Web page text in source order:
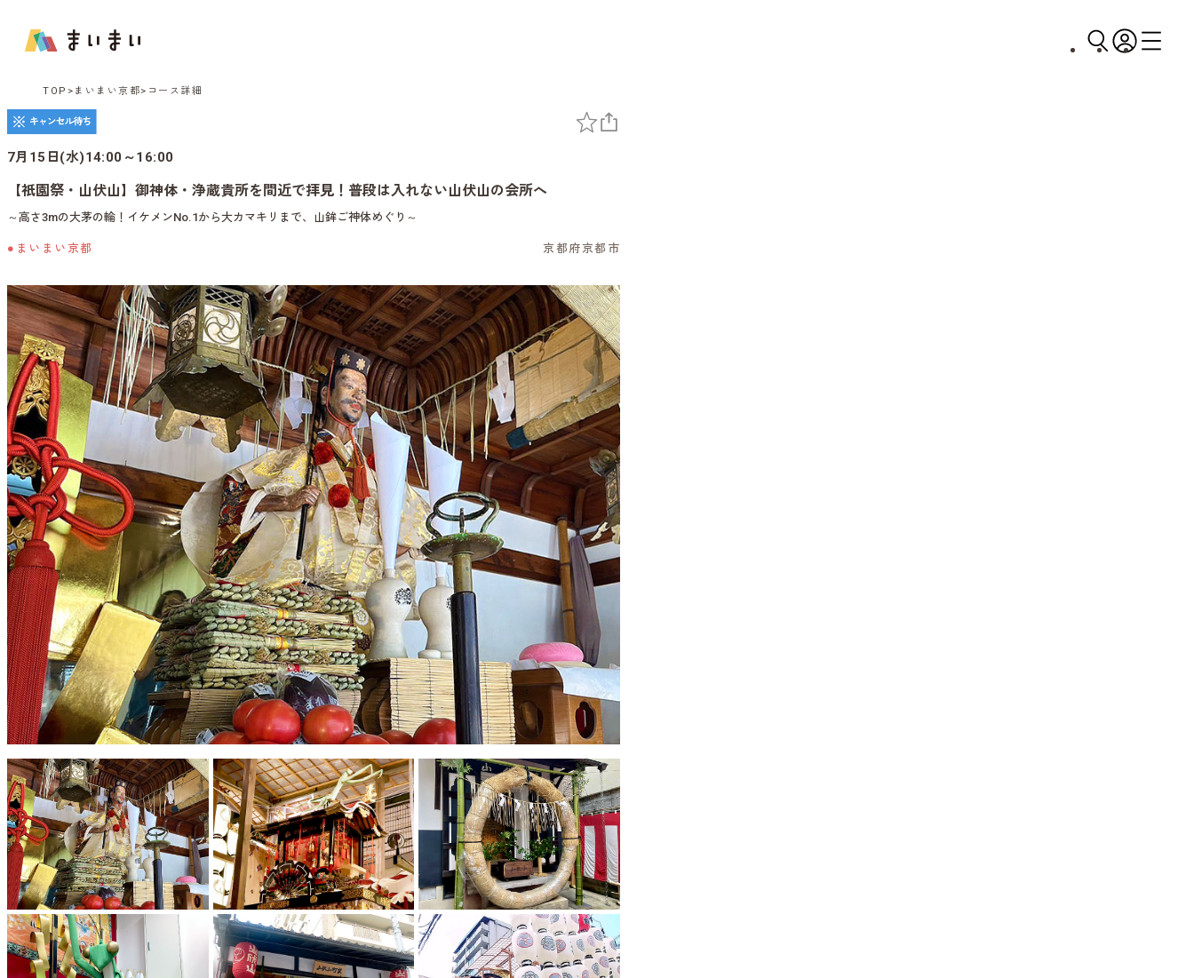
TOP まいまい京都 コース詳細
7月15日(水)14:00～16:00
【祇園祭・山伏山】御神体・浄蔵貴所を間近で拝見！普段は入れない山伏山の会所へ
～高さ3mの大茅の輪！イケメンNo.1から大カマキリまで、山鉾ご神体めぐり～
●まいまい京都 京都府京都市